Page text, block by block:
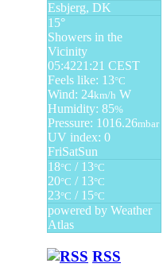
Esbjerg, DK
15°
Showers in the
Vicinity
05:4221:21 CEST
Feels like: 13°C
Wind: 24km/h W
Humidity: 85%
Pressure: 1016.26mbar
UV index: 0
FriSatSun
18°C / 13°C
20°C / 13°C
23°C / 15°C
powered by Weather
Atlas
RSS